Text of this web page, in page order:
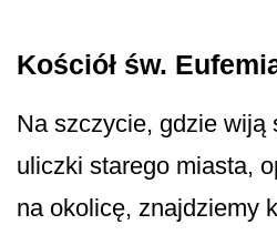
Kościół św.
Na szczycie, gdzie wiją
uliczki starego miasta,
na okolicę, znajdziemy